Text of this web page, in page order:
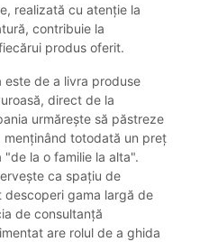
realizată cu atenție la
contribuie la
produs oferit.
este de a livra produse
direct de la
urmărește să păstreze
totodată un preț
la o familie la alta".
ca spațiu de
gama largă de
de consultanță
are rolul de a ghida